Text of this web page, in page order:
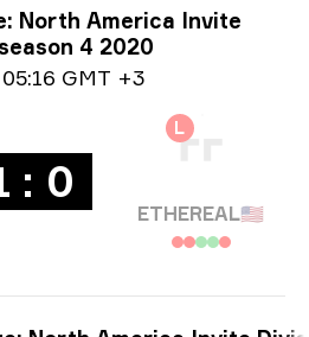
North America Invite
4 2020
05:16 GMT +3
: 0
L
ETHEREAL🇺🇸